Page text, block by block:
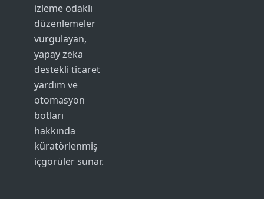
izleme odaklı
düzenlemeler
vurgulayan,
yapay zeka
destekli ticaret
yardım ve
otomasyon
botları
hakkında
küratörlenmiş
içgörüler sunar.